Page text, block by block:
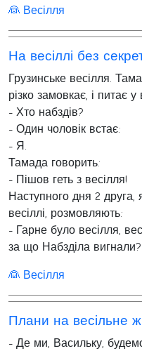
👰 Весілля
На весіллі без
Грузинське весілля.
різко замовкає, і питає у
- Хто набздів?
- Один чоловік встає:
- Я.
Тамада говорить:
- Пішов геть з весілля!
Наступного дня 2 друга,
весіллі, розмовляють:
- Гарне було весілля,
за що Набзділа вигнали?
👰 Весілля
- Де ми, Васильку,